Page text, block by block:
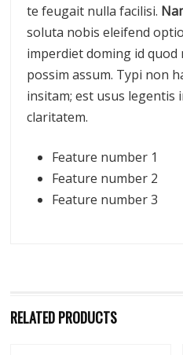
te feugait nulla facilisi.
soluta nobis eleifend
imperdiet doming id quod
possim assum. Typi non
insitam; est usus legentis
claritatem.
Feature number 1
Feature number 2
Feature number 3
RELATED PRODUCTS